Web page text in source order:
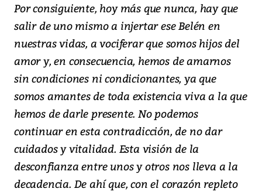
Por consiguiente, hoy más que nunca, hay que
salir de uno mismo a injertar ese Belén en
nuestras vidas, a vociferar que somos hijos del
amor y, en consecuencia, hemos de amarnos
sin condiciones ni condicionantes, ya que
somos amantes de toda existencia viva a la que
hemos de darle presente. No podemos
continuar en esta contradicción, de no dar
cuidados y vitalidad. Esta visión de la
desconfianza entre unos y otros nos lleva a la
decadencia. De ahí que, con el corazón repleto